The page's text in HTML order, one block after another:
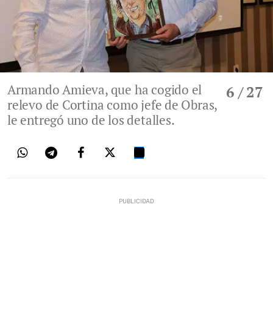
6 / 27
Armando Amieva, que ha cogido el
relevo de Cortina como jefe de Obras,
le entregó uno de los detalles.